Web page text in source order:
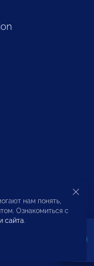
Protection
нам понять,
Ознакомиться с
сайта.